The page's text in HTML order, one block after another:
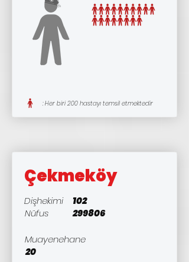
: Her biri 200 hastayı temsil etmektedir
Çekmeköy
Dişhekimi
102
Nüfus
299806
Muayenehane
20